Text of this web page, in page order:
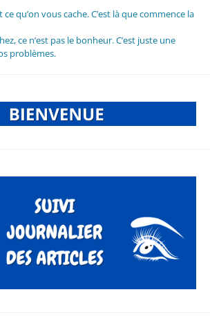
ce qu’on vous cache. C’est là que commence la
ce n’est pas le bonheur. C’est juste une
problèmes.